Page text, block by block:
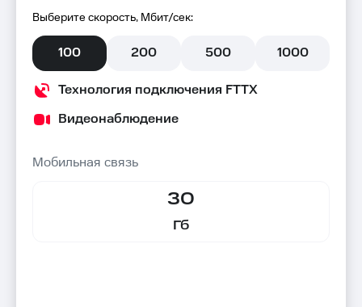
Выберите скорость, Мбит/сек:
100 200 500 1000
Технология подключения FTTX
Видеонаблюдение
Мобильная связь
30
Гб